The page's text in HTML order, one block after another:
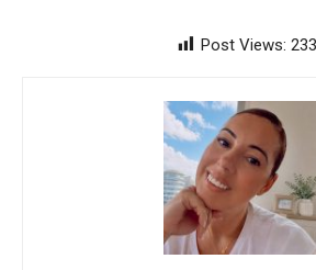
Post Views: 233